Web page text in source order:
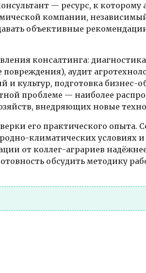
— ресурс, к которому
компании,
объективные
консалтинга:
аудит
и культур, подготовка бизнес-
проблеме — наиболее
внедряющих новые
его практического
климатических условиях
от коллег-аграриев
обсудить методику